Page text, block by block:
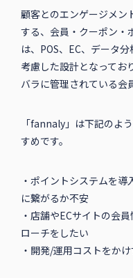
顧客とのエンゲージメン
する、会員・クーポン・
は、POS、EC、データ
考慮した設計となってお
バラに管理されている会
「fannaly」は下記のよ
すめです。
・ポイントシステムを
に繋がるか不安
・店舗やECサイトの会
ローチをしたい
・開発/運用コストをか